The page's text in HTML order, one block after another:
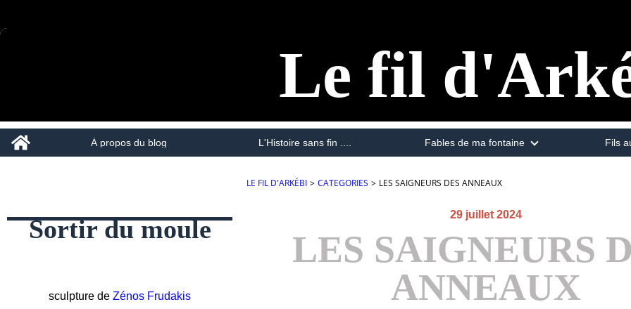
Le fil
Home
À propos du blog
L'Histoire sans fin .... Fables de ma fontaine Fils
Sortir du moule
sculpture de Zénos Frudakis
LE FIL D'ARKÉBI > CATEGORIES > LES SAIGNEURS DES ANNEAUX
29 juillet 2024
LES SAIGNEURS
ANNEAUX